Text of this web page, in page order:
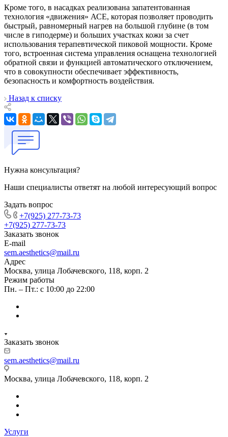
Кроме того, в насадках реализована запатентованная
технология «движения» АСЕ, которая позволяет проводить
быстрый, равномерный нагрев на большой глубине (в том
числе в гиподерме) и больших участках кожи за счет
использования терапевтической пиковой мощности. Кроме
того, встроенная система управления оснащена технологией
обратной связи и функцией автоматического отключением,
что в совокупности обеспечивает эффективность,
безопасность и комфортность воздействия.
Назад к списку
Нужна консультация?
Наши специалисты ответят на любой интересующий вопрос
Задать вопрос
+7(925) 277-73-73
+7(925) 277-73-73
Заказать звонок
E-mail
sem.aesthetics@mail.ru
Адрес
Москва, улица Лобачевского, 118, корп. 2
Режим работы
Пн. – Пт.: с 10:00 до 22:00
Заказать звонок
sem.aesthetics@mail.ru
Москва, улица Лобачевского, 118, корп. 2
Услуги